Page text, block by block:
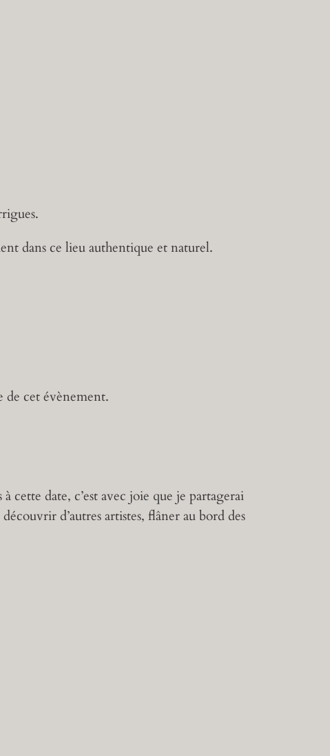
dans ce lieu authentique et naturel.
de cet évènement.
cette date, c’est avec joie que je partagerai
d’autres artistes, flâner au bord des